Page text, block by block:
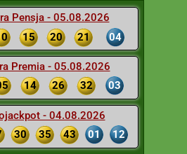
Pensja - 05.08.2026
15 20 21 04
Premia - 05.08.2026
14 26 32 03
- 04.08.2026
30 35 43 01 12